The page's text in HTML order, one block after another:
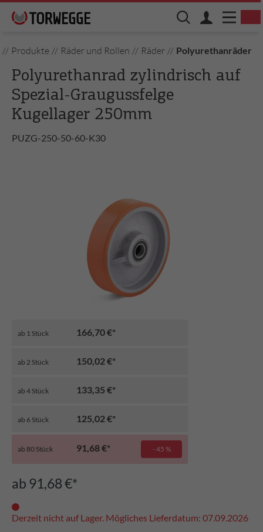
// Produkte // Räder und Rollen // Räder // Polyurethanräder
Polyurethanrad zylindrisch auf
Spezial-Graugussfelge
Kugellager 250mm
PUZG-250-50-60-K30
ab 91,68 €*
Derzeit nicht auf Lager. Mögliches Lieferdatum: 07.09.2026
ab 1 Stück 166,70 €*
ab 2 Stück 150,02 €*
ab 4 Stück 133,35 €*
ab 6 Stück 125,02 €*
ab 80 Stück 91,68 €* - 45 %